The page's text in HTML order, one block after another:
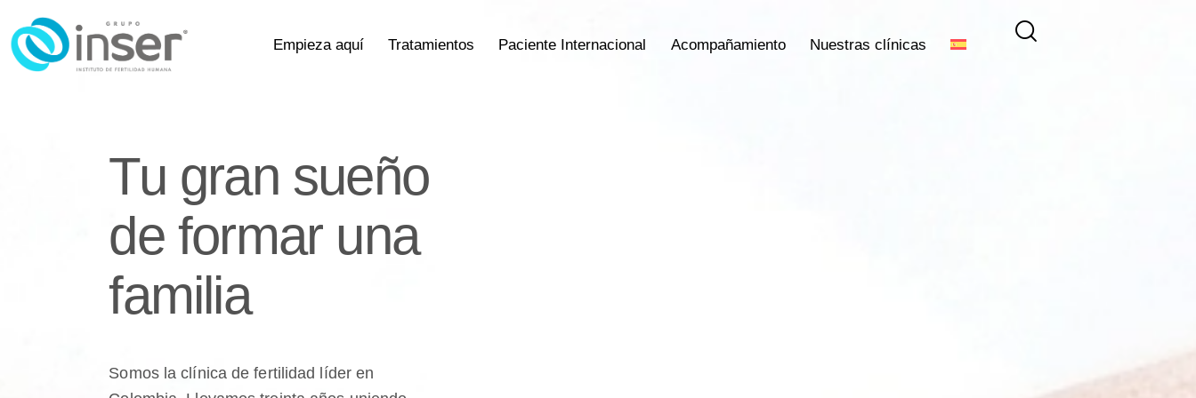
Empieza aquí Tratamientos Paciente Internacional Acompañamiento Nuestras clínicas
Tu gran sueño
de formar una
familia
Somos la clínica de fertilidad líder en